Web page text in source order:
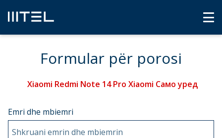
Formular për porosi
Xiaomi Redmi Note 14 Pro Xiaomi Само уред
Emri dhe mbiemri
Shkruani emrin dhe mbiemrin